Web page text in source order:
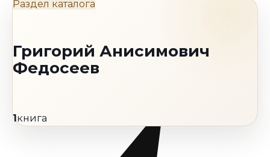
Раздел каталога
Григорий Анисимович
Федосеев
1книга